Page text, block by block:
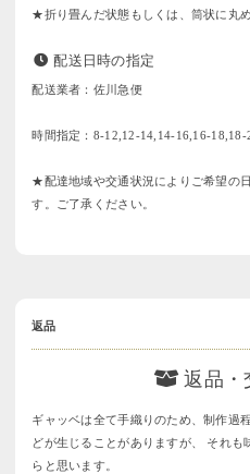
★折り畳んだ状態もしくは、筒状に丸
配送日時の指定
配送業者：佐川急便
時間指定：8-12,12-14,14-16,16-18,18-
★配達地域や交通状況によりご希望の
す。ご了承ください。
返品
返品・
ギャッベは全て手織りのため、制作過
どが生じることがありますが、 それ
らと思います。